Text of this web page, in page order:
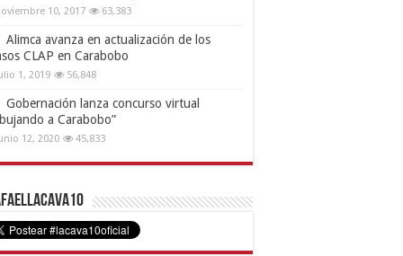
10, 2017 63,383
Alimca avanza en actualización de los
CLAP en Carabobo
1, 2019 56,848
Gobernación lanza concurso virtual
a Carabobo”
12, 2020 45,833